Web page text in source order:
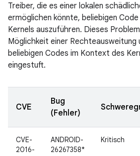
Treiber, die es einer lokalen
ermöglichen könnte, beliebigen
Kernels auszuführen. Dieses
Möglichkeit einer Rechteausweitung
beliebigen Codes im Kontext des
eingestuft.
CVE
Bug
(Fehler)
CVE-
2016-
ANDROID-
26267358*
Kritisch